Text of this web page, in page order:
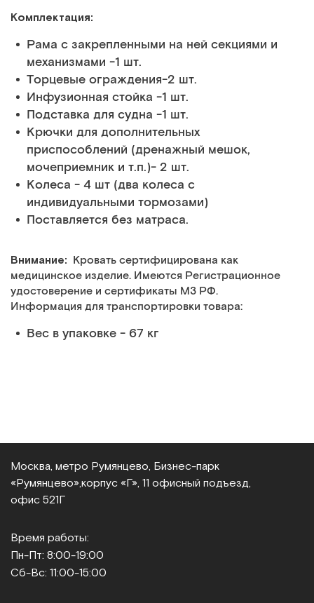
Комплектация:
Рама с закрепленными на ней секциями и
механизмами -1 шт.
Торцевые ограждения-2 шт.
Инфузионная стойка -1 шт.
Подставка для судна -1 шт.
Крючки для дополнительных
приспособлений (дренажный мешок,
мочеприемник и т.п.)- 2 шт.
Колеса - 4 шт (два колеса с
индивидуальными тормозами)
Поставляется без матраса.
Внимание: Кровать сертифицирована как
медицинское изделие. Имеются Регистрационное
удостоверение и сертификаты МЗ РФ.
Информация для транспортировки товара:
Вес в упаковке - 67 кг
Москва, метро Румянцево, Бизнес‑парк
«Румянцево», корпус «Г», 11 офисный подъезд,
офис 521Г
Время работы:
Пн-Пт: 8:00-19:00
Сб-Вс: 11:00-15:00